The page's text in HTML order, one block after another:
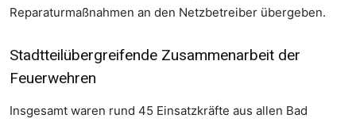
Reparaturmaßnahmen an den Netzbetreiber übergeben.
Stadtteilübergreifende Zusammenarbeit der
Feuerwehren
Insgesamt waren rund 45 Einsatzkräfte aus allen Bad